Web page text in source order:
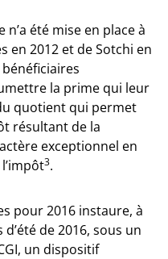
été mise en place à
en 2012 et de Sotchi en
la prime qui leur
quotient qui permet
résultant de la
exceptionnel en
3.
pour 2016 instaure, à
de 2016, sous un
un dispositif